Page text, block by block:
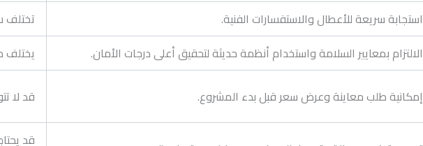
استجابة سريعة للأعطال والاستفسارات الفنية.
تختلف
الالتزام بمعايير السلامة واستخدام أنظمة حديثة لتحقيق أعلى درجات الأمان.
يختلف
إمكانية طلب معاينة وعرض سعر قبل بدء المشروع. قد لا
قد